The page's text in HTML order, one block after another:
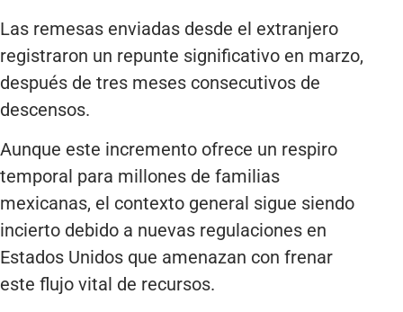
Las remesas enviadas desde el extranjero
registraron un repunte significativo en marzo,
después de tres meses consecutivos de
descensos.
Aunque este incremento ofrece un respiro
temporal para millones de familias
mexicanas, el contexto general sigue siendo
incierto debido a nuevas regulaciones en
Estados Unidos que amenazan con frenar
este flujo vital de recursos.